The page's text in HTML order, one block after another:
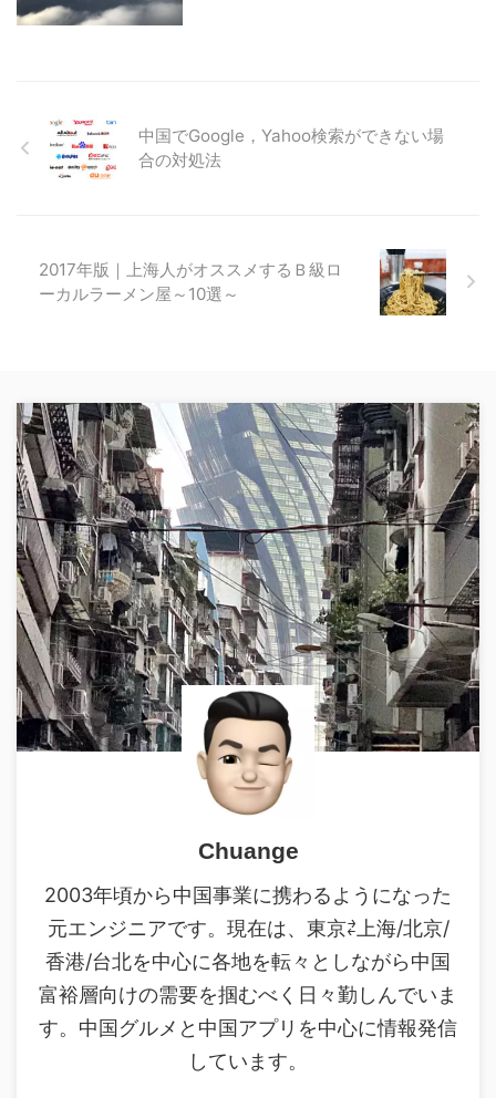
中国でGoogle，Yahoo検索ができない場
合の対処法
2017年版｜上海人がオススメするＢ級ロ
ーカルラーメン屋～10選～
Chuange
2003年頃から中国事業に携わるようになった
元エンジニアです。現在は、東京⇄上海/北京/
香港/台北を中心に各地を転々としながら中国
富裕層向けの需要を掴むべく日々勤しんでいま
す。中国グルメと中国アプリを中心に情報発信
しています。